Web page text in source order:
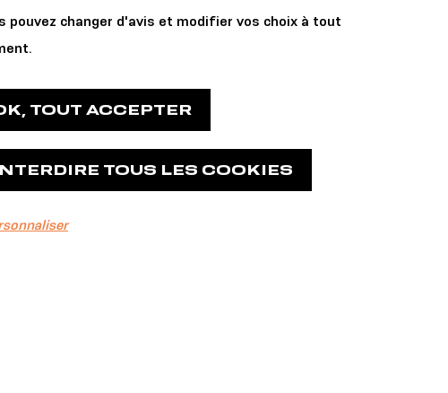
pouvez changer d'avis et modifier vos choix à tout
TOUT ACCEPTER
TOUS LES COOKIES